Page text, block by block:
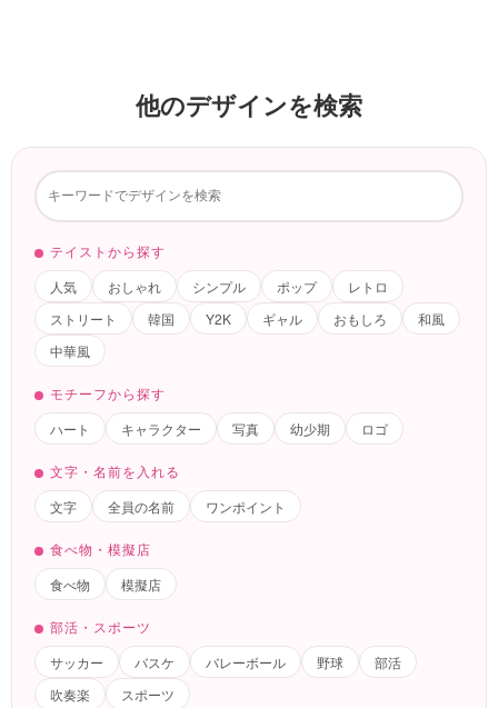
他のデザインを検索
テイストから探す
人気
おしゃれ シンプル ポップ
レトロ
ストリート
韓国 Y2K ギャル おもしろ
和風
中華風
モチーフから探す
ハート
キャラクター 写真 幼少期 ロゴ
文字・名前を入れる
文字
全員の名前 ワンポイント
食べ物・模擬店
食べ物
模擬店
部活・スポーツ
サッカー
バスケ バレーボール 野球
部活
吹奏楽
スポーツ